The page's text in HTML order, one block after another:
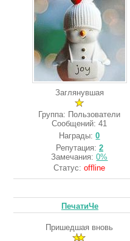
Заглянувшая
Группа: Пользователи
Сообщений:41
Награды:0
Репутация: 2
Замечания:0%
Статус:offline
ПечатиЧе
Пришедшая вновь